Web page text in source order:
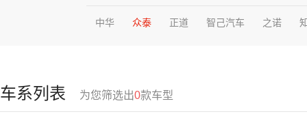
中华 众泰 正道 智己汽车 之诺
车系列表 为您筛选出0款车型